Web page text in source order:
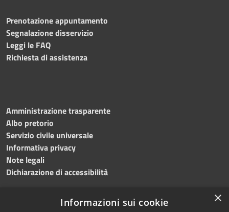
Prenotazione appuntamento
Segnalazione disservizio
Leggi le FAQ
Richiesta di assistenza
Amministrazione trasparente
Albo pretorio
Servizio civile universale
Informativa privacy
Note legali
Dichiarazione di accessibilità
×
Informazioni sui cookie